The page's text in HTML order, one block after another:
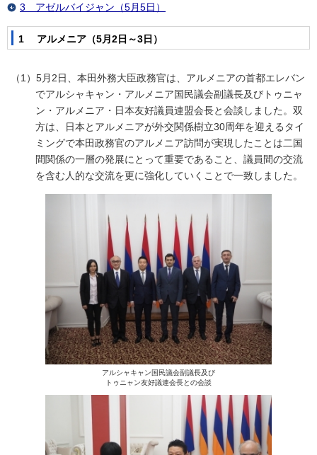
3 アゼルバイジャン（5月5日）
1 アルメニア（5月2日～3日）
アルシャキャン国民議会副議長及び
トゥニャン友好議連会長との会談
（1）5月2日、本田外務大臣政務官は、アルメニアの首都エレバン
でアルシャキャン・アルメニア国民議会副議長及びトゥニャ
ン・アルメニア・日本友好議員連盟会長と会談しました。双
方は、日本とアルメニアが外交関係樹立30周年を迎えるタイ
ミングで本田政務官のアルメニア訪問が実現したことは二国
間関係の一層の発展にとって重要であること、議員間の交流
を含む人的な交流を更に強化していくことで一致しました。